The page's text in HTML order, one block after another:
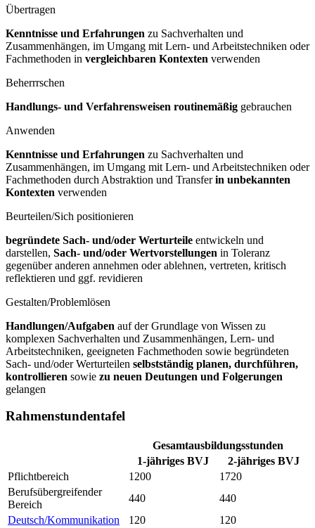
Übertragen
Kenntnisse und Erfahrungen zu Sachverhalten und
Zusammenhängen, im Umgang mit Lern- und Arbeitstechniken oder
Fachmethoden in vergleichbaren Kontexten verwenden
Beherrrschen
Handlungs- und Verfahrensweisen routinemäßig gebrauchen
Anwenden
Kenntnisse und Erfahrungen zu Sachverhalten und
Zusammenhängen, im Umgang mit Lern- und Arbeitstechniken oder
Fachmethoden durch Abstraktion und Transferin unbekannten
Kontexten verwenden
Beurteilen/Sich positionieren
begründete Sach- und/oder Werturteile entwickeln und
darstellen, Sach- und/oder Wertvorstellungen in Toleranz
gegenüber anderen annehmen oder ablehnen, vertreten, kritisch
reflektieren und ggf. revidieren
Gestalten/Problemlösen
Handlungen/Aufgaben auf der Grundlage von Wissen zu
komplexen Sachverhalten und Zusammenhängen, Lern- und
Arbeitstechniken, geeigneten Fachmethoden sowie begründeten
Sach- und/oder Werturteilen selbstständig planen, durchführen,
kontrollieren sowie zu neuen Deutungen und Folgerungen
gelangen
Rahmenstundentafel
Gesamtausbildungsstunden
1-jähriges BVJ
2-jähriges BVJ
Pflichtbereich
1200
1720
Berufsübergreifender
Bereich
440
440
Deutsch/Kommunikation
120
120